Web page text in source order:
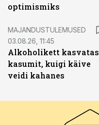
optimismiks
MAJANDUSTULEMUSED
03.08.26, 11:45
Alkoholikett kasvatas
kasumit, kuigi käive
veidi kahanes